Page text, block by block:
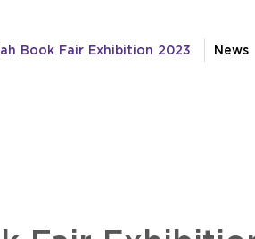
News
Book Fair Exhibition 2023